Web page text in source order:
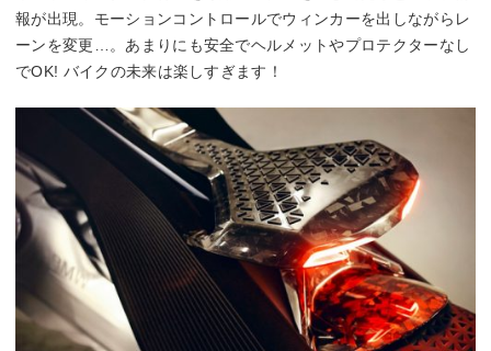
報が出現。モーションコントロールでウィンカーを出しながらレ
ーンを変更…。あまりにも安全でヘルメットやプロテクターなし
でOK! バイクの未来は楽しすぎます！